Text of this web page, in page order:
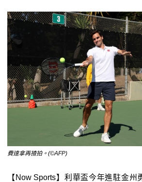
費達拿再揸拍。(©AFP)
【Now Sports】利華盃今年進駐金州